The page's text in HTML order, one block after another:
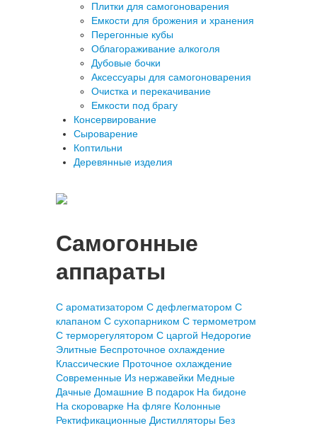
Плитки для самогоноварения
Емкости для брожения и хранения
Перегонные кубы
Облагораживание алкоголя
Дубовые бочки
Аксессуары для самогоноварения
Очистка и перекачивание
Емкости под брагу
Консервирование
Сыроварение
Коптильни
Деревянные изделия
Самогонные
аппараты
С ароматизатором С дефлегматором С
клапаном С сухопарником С термометром
С терморегулятором С царгой Недорогие
Элитные Беспроточное охлаждение
Классические Проточное охлаждение
Современные Из нержавейки Медные
Дачные Домашние В подарок На бидоне
На скороварке На фляге Колонные
Ректификационные Дистилляторы Без